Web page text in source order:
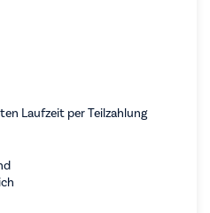
Laufzeit per Teilzahlung